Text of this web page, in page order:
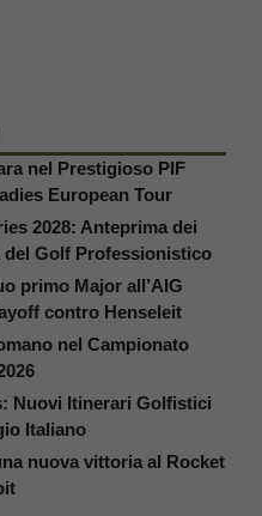
nel Prestigioso PIF
European Tour
2028: Anteprima dei
del Golf Professionistico
primo Major all’AIG
contro Henseleit
nel Campionato
Nuovi Itinerari Golfistici
Italiano
nuova vittoria al Rocket